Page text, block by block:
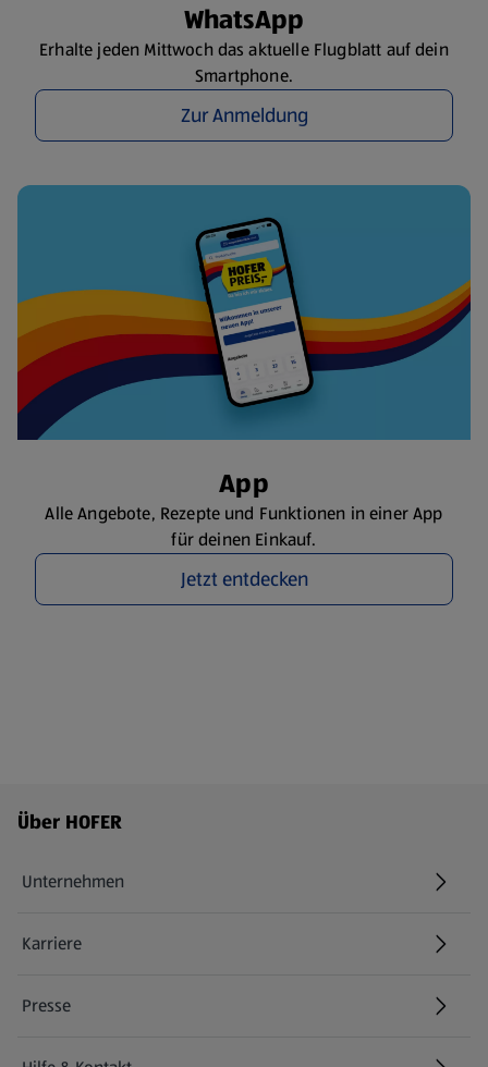
WhatsApp
Erhalte jeden Mittwoch das aktuelle Flugblatt auf dein
Smartphone.
Zur Anmeldung
App
Alle Angebote, Rezepte und Funktionen in einer App
für deinen Einkauf.
Jetzt entdecken
Fußzeilenmenü - weitere Links
Über HOFER
Unternehmen
Karriere
(öffnet in einem neuen Tab)
Presse